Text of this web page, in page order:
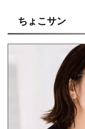
ちょこサン